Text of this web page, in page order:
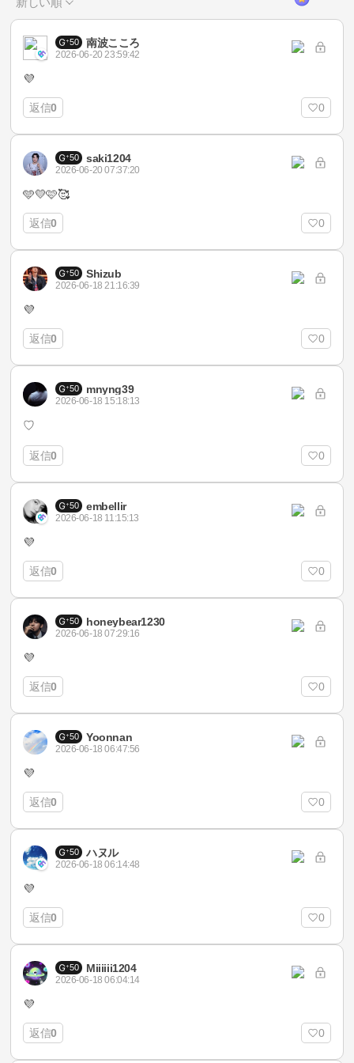
50 南波こころ
2026-06-20 23:59:42
💜
返信0 0
50 saki1204
2026-06-20 07:37:20
🩵💛🩷🥰
返信0 0
50 Shizub
2026-06-18 21:16:39
💜‪
返信0 0
50 mnyng39
2026-06-18 15:18:13
♡
返信0 0
50 embellir
2026-06-18 11:15:13
💜
返信0 0
50 honeybear1230
2026-06-18 07:29:16
💜
返信0 0
50 Yoonnan
2026-06-18 06:47:56
💜
返信0 0
50 ハヌル
2026-06-18 06:14:48
💜
返信0 0
50 Miiiiii1204
2026-06-18 06:04:14
💜
返信0 0